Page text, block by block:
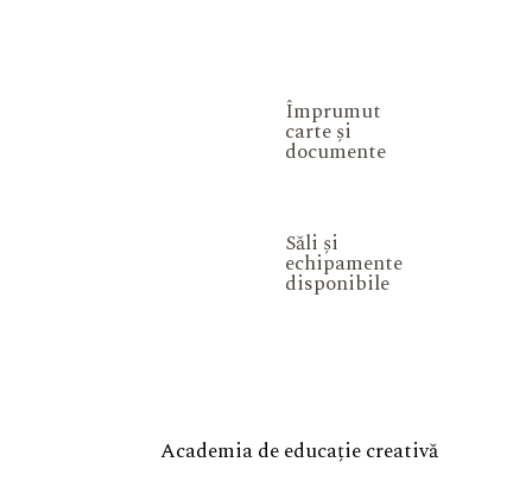
Împrumut
carte și
documente
Săli și
echipamente
disponibile
Academia de educație creativă